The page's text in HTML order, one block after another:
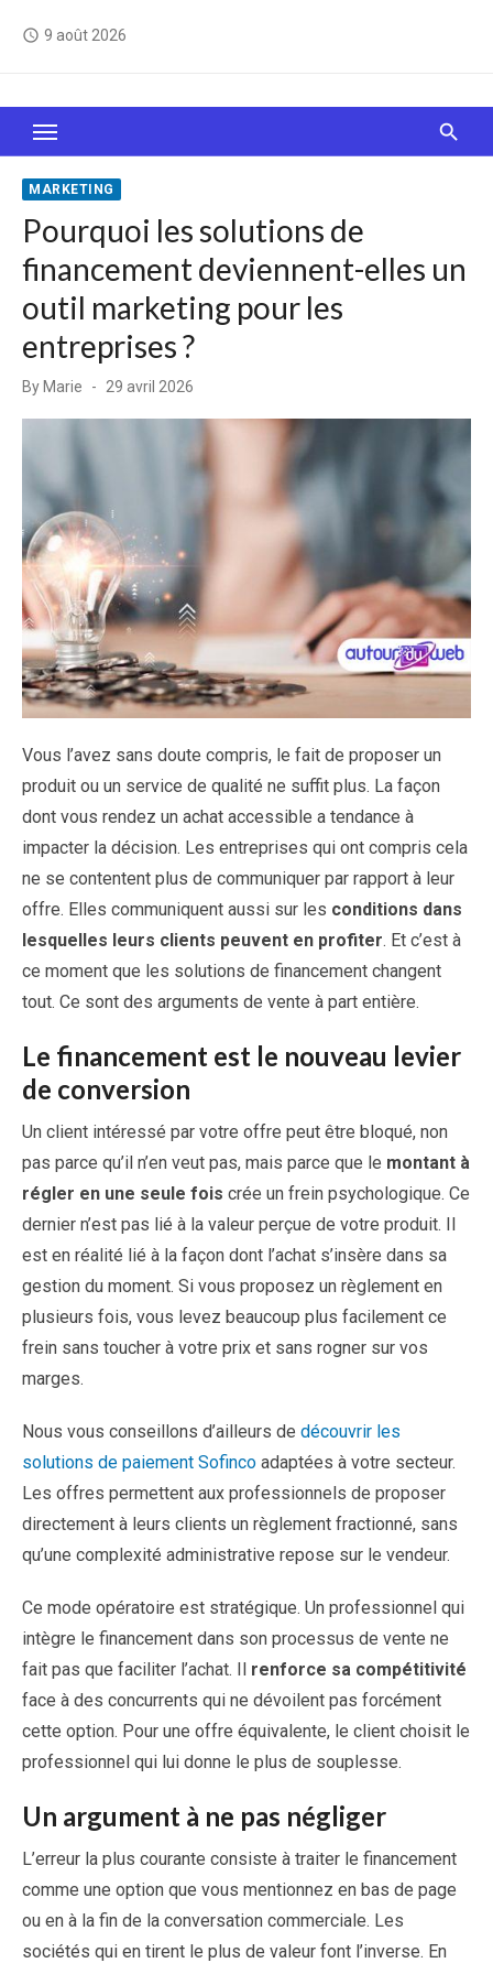
access_time 9 août 2026
Le Web, c'est comme une boîte de chocolats… On
sait jamais sur quoi on va tomber !
MARKETING
Pourquoi les solutions de
financement deviennent-elles un
outil marketing pour les
entreprises ?
By Marie
Posted
29 avril 2026
Vous l’avez sans doute compris, le fait de proposer un
produit ou un service de qualité ne suffit plus. La façon
dont vous rendez un achat accessible a tendance à
impacter la décision. Les entreprises qui ont compris cela
ne se contentent plus de communiquer par rapport à leur
offre. Elles communiquent aussi sur les conditions dans
lesquelles leurs clients peuvent en profiter. Et c’est à
ce moment que les solutions de financement changent
tout. Ce sont des arguments de vente à part entière.
Le financement est le nouveau levier
de conversion
Un client intéressé par votre offre peut être bloqué, non
pas parce qu’il n’en veut pas, mais parce que le montant à
régler en une seule fois crée un frein psychologique. Ce
dernier n’est pas lié à la valeur perçue de votre produit. Il
est en réalité lié à la façon dont l’achat s’insère dans sa
gestion du moment. Si vous proposez un règlement en
plusieurs fois, vous levez beaucoup plus facilement ce
frein sans toucher à votre prix et sans rogner sur vos
marges.
Nous vous conseillons d’ailleurs de découvrir les
solutions de paiement Sofinco adaptées à votre secteur.
Les offres permettent aux professionnels de proposer
directement à leurs clients un règlement fractionné, sans
qu’une complexité administrative repose sur le vendeur.
Ce mode opératoire est stratégique. Un professionnel qui
intègre le financement dans son processus de vente ne
fait pas que faciliter l’achat. Il renforce sa compétitivité
face à des concurrents qui ne dévoilent pas forcément
cette option. Pour une offre équivalente, le client choisit le
professionnel qui lui donne le plus de souplesse.
Un argument à ne pas négliger
L’erreur la plus courante consiste à traiter le financement
comme une option que vous mentionnez en bas de page
ou en à la fin de la conversation commerciale. Les
sociétés qui en tirent le plus de valeur font l’inverse. En